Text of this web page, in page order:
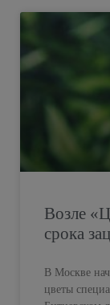
Возле
срока
В Москве
цветы